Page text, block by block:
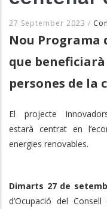
27 September 2023 /
Nou Programa
que
persones de la
El projecte
estarà centrat en
energies renovables.
Dimarts 27 de
d’Ocupació del